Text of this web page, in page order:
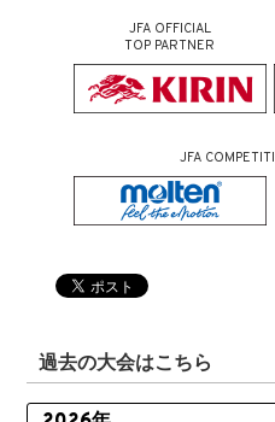
JFA OFFICIAL
TOP PARTNER
JFA
過去の大会はこちら